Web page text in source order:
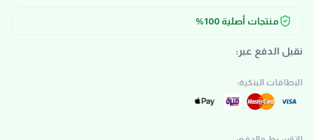
منتجات أصلية 100%
نقبل الدفع عبر:
البطاقات البنكية: